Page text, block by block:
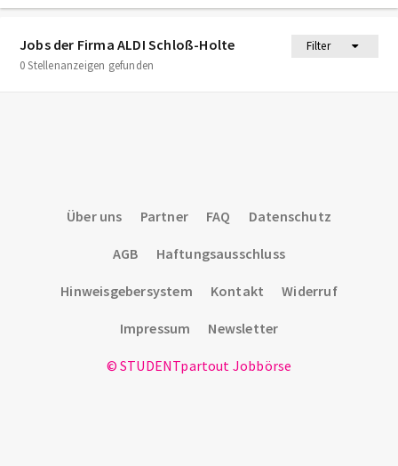
Jobs der Firma ALDI Schloß-Holte
Filter
0 Stellenanzeigen gefunden
Über uns Partner FAQ Datenschutz
AGB Haftungsausschluss
Hinweisgebersystem Kontakt Widerruf
Impressum Newsletter
© STUDENTpartout Jobbörse